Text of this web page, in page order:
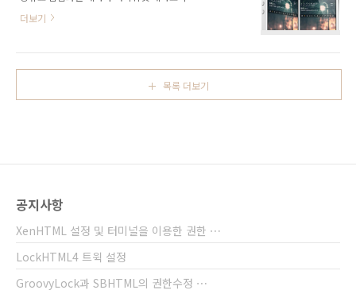
스템 > Library > WidgetGroovyLock =
GroovyLock 테마특징 :: 베타때의 기능과 차이
됩니다. 테마이름: 잠금화면 = Noeul LS TEST
LockHTML4 = raw(원시) 파일 시스템 :: var /
더보기
목록 더보기
공지사항
XenHTML 설정 및 터미널을 이용한 권한 ⋯
LockHTML4 트윅 설정
GroovyLock과 SBHTML의 권한수정 ⋯